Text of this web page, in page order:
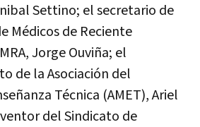
Settino; el secretario de
Médicos de Reciente
Jorge Ouviña; el
de la Asociación del
Técnica (AMET), Ariel
del Sindicato de